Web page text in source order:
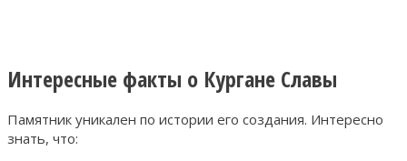
Интересные факты о Кургане Славы
Памятник уникален по истории его создания. Интересно
знать, что: